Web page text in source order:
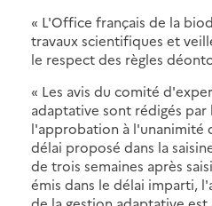
« L'Office français de la
travaux scientifiques et
le respect des règles
« Les avis du comité
adaptative sont rédigés
l'approbation à l'unanimité
délai proposé dans la
de trois semaines après
émis dans le délai imparti,